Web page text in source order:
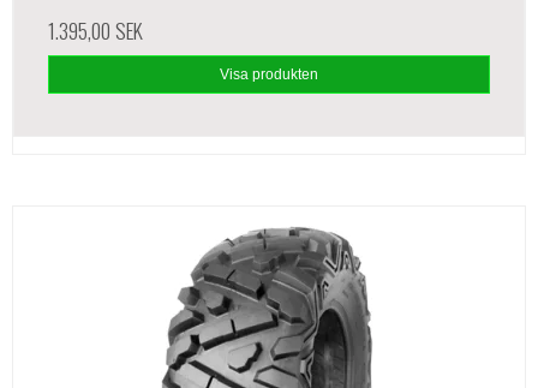
1.395,00 SEK
Visa produkten